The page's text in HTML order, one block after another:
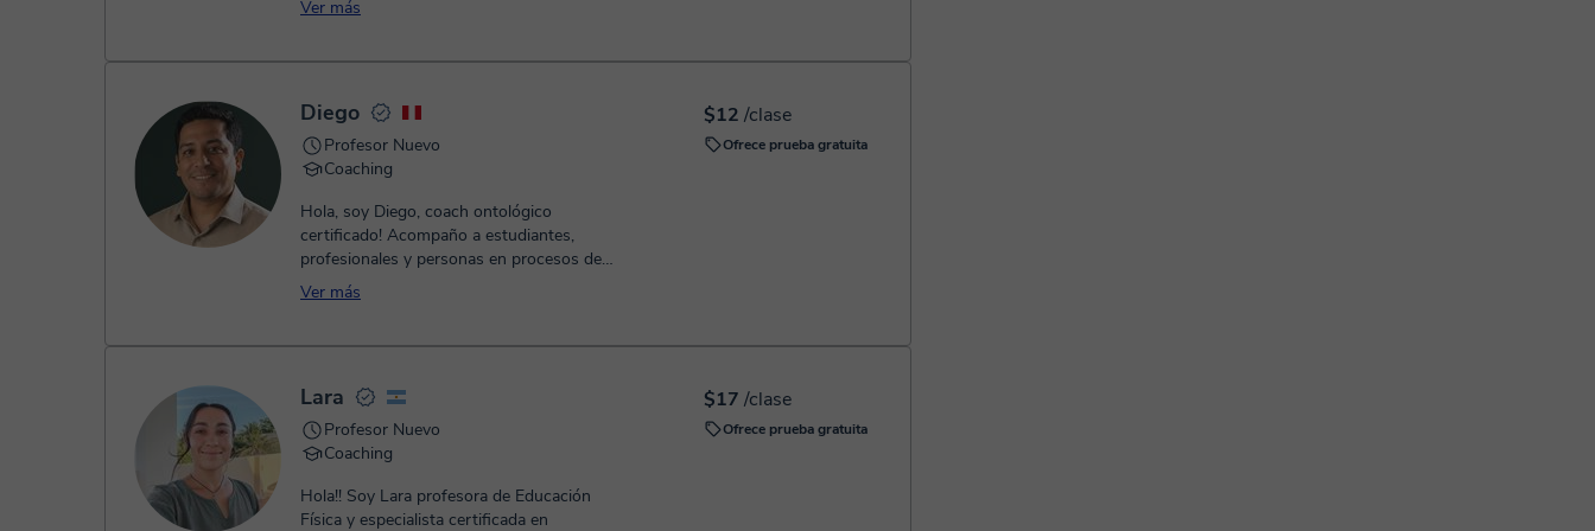
Ver más
$12 /clase
Ofrece prueba gratuita
Diego
Profesor Nuevo
Coaching
Hola, soy Diego, coach ontológico
certificado! Acompaño a estudiantes,
profesionales y personas en procesos de
cambio que se sienten estancadas o sin...
Ver más
$17 /clase
Ofrece prueba gratuita
Lara
Profesor Nuevo
Coaching
Hola!! Soy Lara profesora de Educación
Física y especialista certificada en